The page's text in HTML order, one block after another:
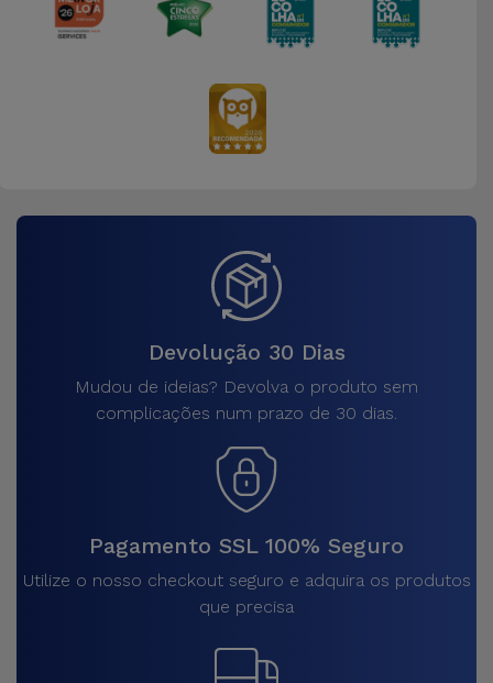
Tablet
Devolução 30 Dias
Mudou de ideias? Devolva o produto sem
complicações num prazo de 30 dias.
Pagamento SSL 100% Seguro
Utilize o nosso checkout seguro e adquira os produtos
que precisa